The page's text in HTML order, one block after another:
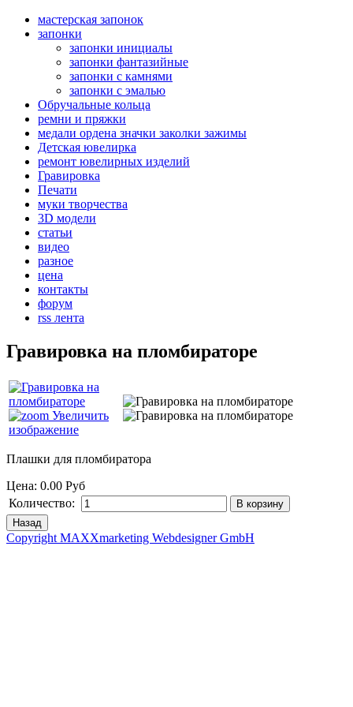
мастерская запонок
запонки
запонки инициалы
запонки фантазийные
запонки с камнями
запонки с эмалью
Обручальные кольца
ремни и пряжки
медали ордена значки заколки зажимы
Детская ювелирка
ремонт ювелирных изделий
Гравировка
Печати
муки творчества
3D модели
статьи
видео
разное
цена
контакты
форум
rss лента
Гравировка на пломбираторе
Увеличить
изображение
Плашки для пломбиратора
Цена: 0.00 Руб
Количество:
Copyright MAXXmarketing Webdesigner GmbH